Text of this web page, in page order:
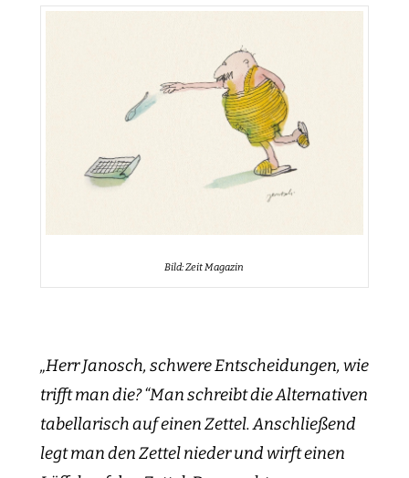
Bild: Zeit Magazin
„Herr Janosch, schwere Entscheidungen, wie
trifft man die? “Man schreibt die Alternativen
tabellarisch auf einen Zettel. Anschließend
legt man den Zettel nieder und wirft einen